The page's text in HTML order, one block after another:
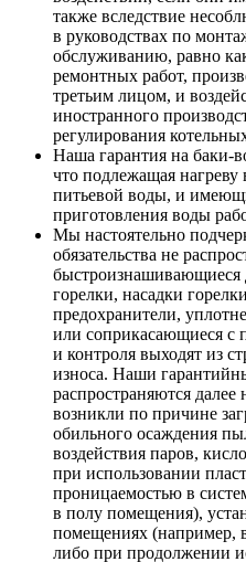
также вследствие
в руководствах по
обслуживанию, равно
ремонтных работ,
третьим лицом, и
иностранного
регулирования
Наша гарантия на баки-
что подлежащая нагреву
питьевой воды, и
приготовления воды
Мы настоятельно
обязательства не
быстроизнашивающиеся
горелки, насадки
предохранители,
или соприкасающиеся с
и контроля выходят из
износа. Наши
распространяются
возникли по причине
обильного осаждения
воздействия паров,
при использовании
проницаемостью в
в полу помещения),
помещениях (например,
либо при продолжении